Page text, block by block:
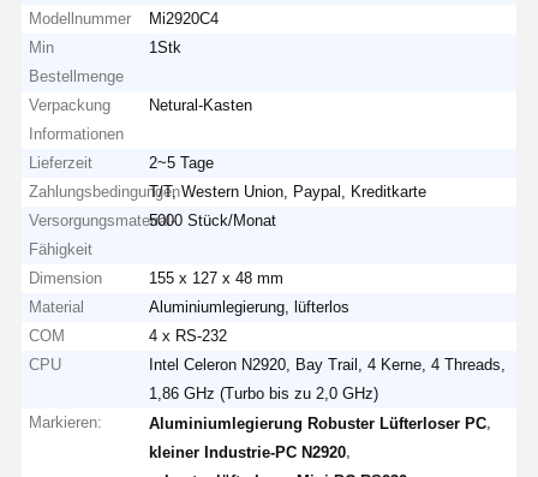
Modellnummer
Mi2920C4
Min
Bestellmenge
1Stk
Verpackung
Informationen
Netural-Kasten
Lieferzeit
2~5 Tage
ZahlungsbedingungenT/T, Western Union, Paypal, Kreditkarte
Versorgungsmaterial-
Fähigkeit
5000 Stück/Monat
Dimension
155 x 127 x 48 mm
Material
Aluminiumlegierung, lüfterlos
COM
4 x RS-232
CPU
Intel Celeron N2920, Bay Trail, 4 Kerne, 4 Threads,
1,86 GHz (Turbo bis zu 2,0 GHz)
Markieren:
Aluminiumlegierung Robuster Lüfterloser PC
kleiner Industrie-PC N2920